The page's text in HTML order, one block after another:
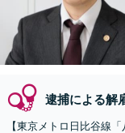
逮捕による解
【東京メトロ日比谷線